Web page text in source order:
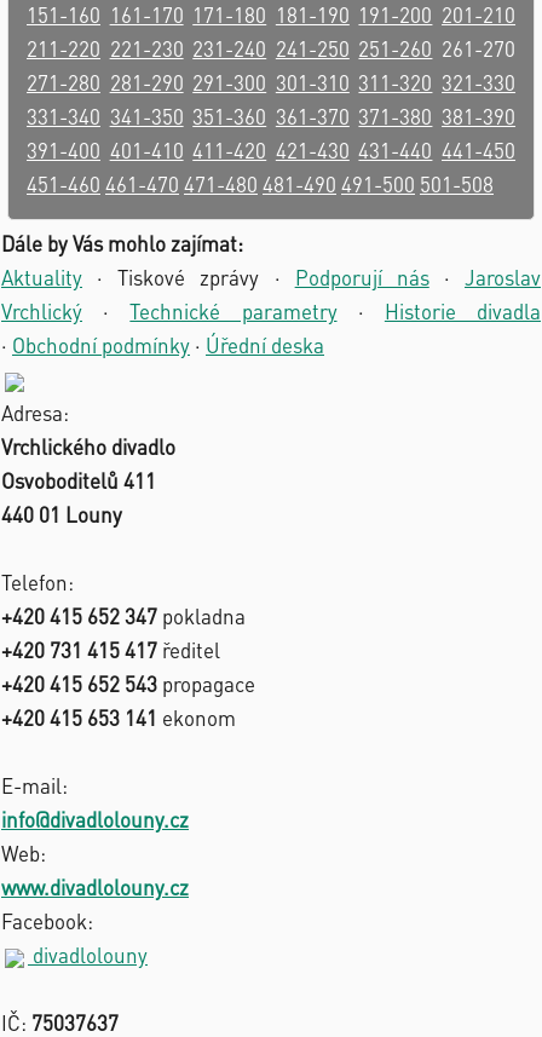
151-160 161-170 171-180 181-190 191-200 201-210
211-220 221-230 231-240 241-250 251-260 261-270
271-280 281-290 291-300 301-310 311-320 321-330
331-340 341-350 351-360 361-370 371-380 381-390
391-400 401-410 411-420 421-430 431-440 441-450
451-460 461-470 471-480 481-490 491-500 501-508
Dále by Vás mohlo zajímat:
Aktuality ·Tiskové zprávy · Podporují nás· Jaroslav
Vrchlický ·Technické parametry· Historie divadla
· Obchodní podmínky · Úřední deska
Adresa:
Vrchlického divadlo
Osvoboditelů 411
440 01 Louny
Telefon:
+420 415 652 347 pokladna
+420 731 415 417 ředitel
+420 415 652 543 propagace
+420 415 653 141 ekonom
E-mail:
info@divadlolouny.cz
Web:
www.divadlolouny.cz
Facebook:
divadlolouny
IČ: 75037637